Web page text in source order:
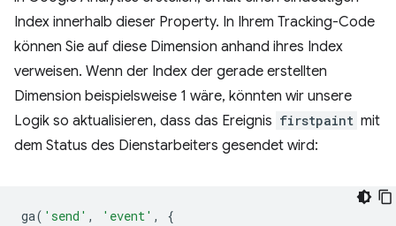
Index innerhalb dieser Property. In Ihrem Tracking-Code
können Sie auf diese Dimension anhand ihres Index
verweisen. Wenn der Index der gerade erstellten
Dimension beispielsweise 1 wäre, könnten wir unsere
Logik so aktualisieren, dass das Ereignis firstpaint mit
dem Status des Dienstarbeiters gesendet wird:
ga( 'send' , 'event' ,
{